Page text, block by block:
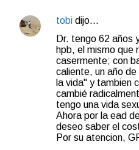
tobi dijo…
Dr. tengo 62 años
hpb, el mismo
casermente; con
caliente, un año
la vida" y tambien
cambié
tengo una vida
Ahora por la ead
deseo saber el
Por su atencion,